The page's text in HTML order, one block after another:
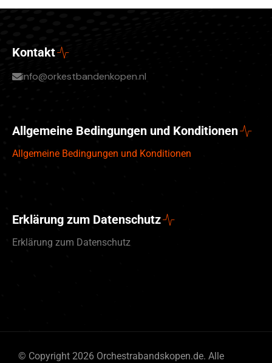
Kontakt
info@orkestbandenkopen.nl
Allgemeine Bedingungen und Konditionen
Allgemeine Bedingungen und Konditionen
Erklärung zum Datenschutz
Erklärung zum Datenschutz
© Copyright 2026 Orchestrabandskopen.de. Alle